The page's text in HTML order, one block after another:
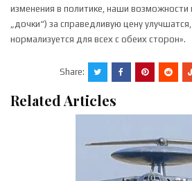
изменения в политике, наши
„дочки“) за справедливую цену
нормализуется для всех с обеих сторон».
Share:
Related Articles